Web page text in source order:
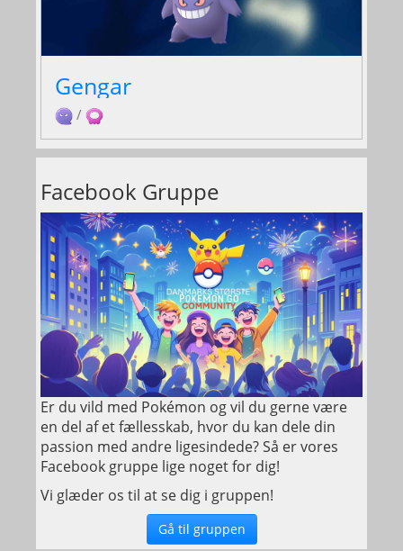
Gengar
/
Facebook Gruppe
Er du vild med Pokémon og vil du gerne være
en del af et fællesskab, hvor du kan dele din
passion med andre ligesindede? Så er vores
Facebook gruppe lige noget for dig!
Vi glæder os til at se dig i gruppen!
Gå til gruppen